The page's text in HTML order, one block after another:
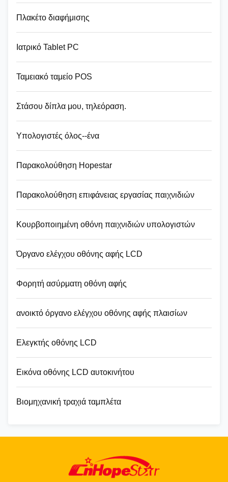
Πλακέτο διαφήμισης
Ιατρικό Tablet PC
Ταμειακό ταμείο POS
Στάσου δίπλα μου, τηλεόραση.
Υπολογιστές όλος--ένα
Παρακολούθηση Hopestar
Παρακολούθηση επιφάνειας εργασίας παιχνιδιών
Κουρβοποιημένη οθόνη παιχνιδιών υπολογιστών
Όργανο ελέγχου οθόνης αφής LCD
Φορητή ασύρματη οθόνη αφής
ανοικτό όργανο ελέγχου οθόνης αφής πλαισίων
Ελεγκτής οθόνης LCD
Εικόνα οθόνης LCD αυτοκινήτου
Βιομηχανική τραχιά ταμπλέτα